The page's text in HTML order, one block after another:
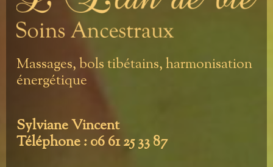
Massages, bols tibétains, harmonisation
énergétique
Sylviane Vincent
Téléphone : 06 61 25 33 87